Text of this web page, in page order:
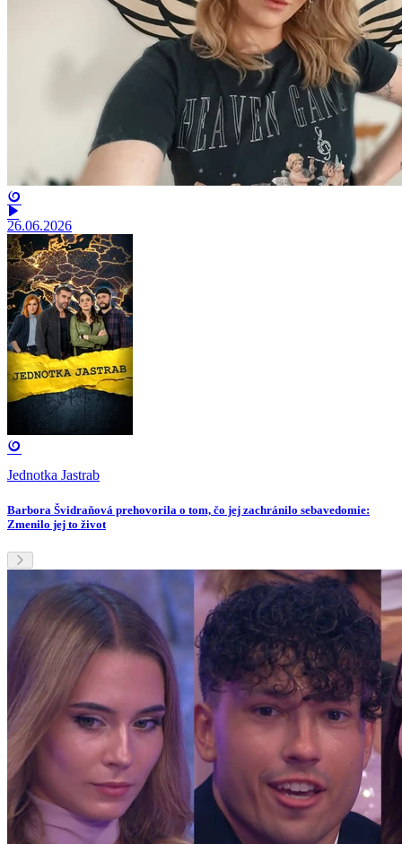
26.06.2026
Jednotka Jastrab
Barbora Švidraňová prehovorila o tom, čo jej zachránilo sebavedomie:
Zmenilo jej to život